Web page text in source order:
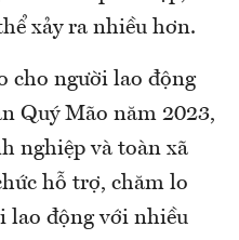
xảy ra nhiều hơn.
cho người lao động
Quý Mão năm 2023,
nghiệp và toàn xã
hỗ trợ, chăm lo
lao động với nhiều